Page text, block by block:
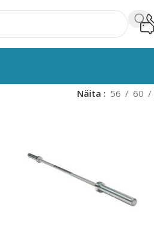
Näita 56 60